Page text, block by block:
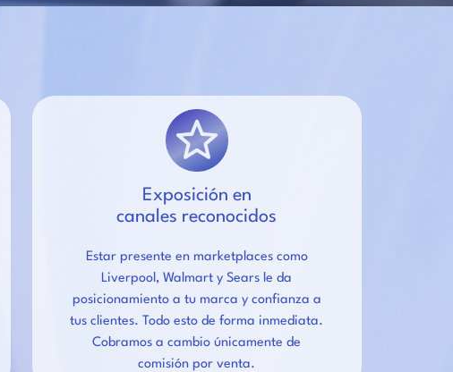
Exposición en
canales reconocidos
Estar presente en marketplaces como
Liverpool, Walmart y Sears le da
posicionamiento a tu marca y confianza a
tus clientes. Todo esto de forma inmediata.
Cobramos a cambio únicamente de
comisión por venta.